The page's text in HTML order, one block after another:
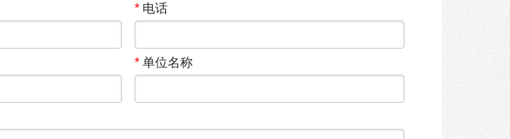
*电话
*单位名称